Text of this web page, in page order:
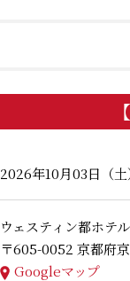
2026年10月03日（
ウェスティン都ホテ
〒605-0052 京都府
Googleマップ